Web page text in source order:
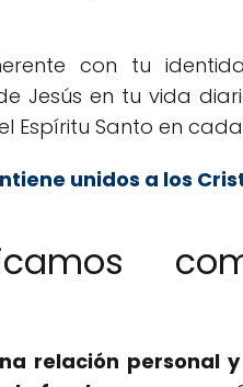
con tu
Jesús en tu vida
Espíritu Santo en
unidos a los
relación personal